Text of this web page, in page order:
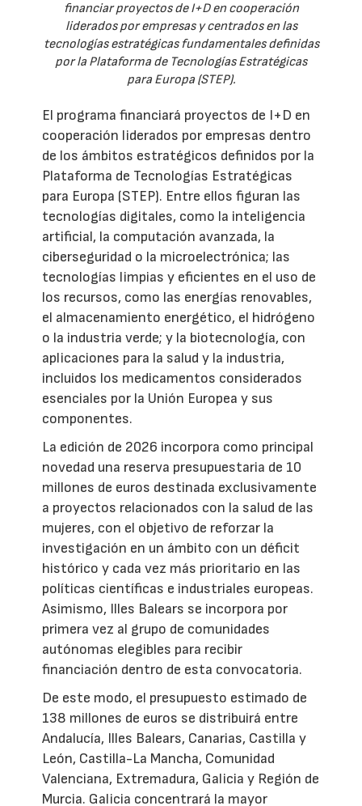
financiar proyectos de I+D en cooperación
liderados por empresas y centrados en las
tecnologías estratégicas fundamentales definidas
por la Plataforma de Tecnologías Estratégicas
para Europa (STEP).
El programa financiará proyectos de I+D en
cooperación liderados por empresas dentro
de los ámbitos estratégicos definidos por la
Plataforma de Tecnologías Estratégicas
para Europa (STEP). Entre ellos figuran las
tecnologías digitales, como la inteligencia
artificial, la computación avanzada, la
ciberseguridad o la microelectrónica; las
tecnologías limpias y eficientes en el uso de
los recursos, como las energías renovables,
el almacenamiento energético, el hidrógeno
o la industria verde; y la biotecnología, con
aplicaciones para la salud y la industria,
incluidos los medicamentos considerados
esenciales por la Unión Europea y sus
componentes.
La edición de 2026 incorpora como principal
novedad una reserva presupuestaria de 10
millones de euros destinada exclusivamente
a proyectos relacionados con la salud de las
mujeres, con el objetivo de reforzar la
investigación en un ámbito con un déficit
histórico y cada vez más prioritario en las
políticas científicas e industriales europeas.
Asimismo, Illes Balears se incorpora por
primera vez al grupo de comunidades
autónomas elegibles para recibir
financiación dentro de esta convocatoria.
De este modo, el presupuesto estimado de
138 millones de euros se distribuirá entre
Andalucía, Illes Balears, Canarias, Castilla y
León, Castilla-La Mancha, Comunidad
Valenciana, Extremadura, Galicia y Región de
Murcia. Galicia concentrará la mayor